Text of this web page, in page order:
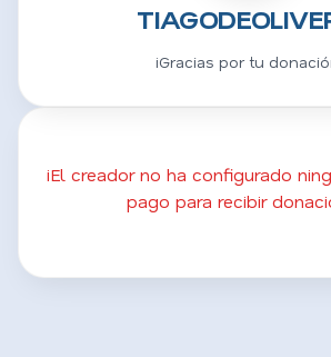
¡Gracias por tu
¡El creador no ha configurado
pago para recibir